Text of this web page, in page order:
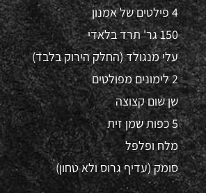
4 פילטים של אמנון
150 גר' תרד בלאדי
עלי מנגולד (החלק הירוק בלבד)
2 לימונים מפולטים
שן שום קצוצה
5 כפות שמן זית
מלח ופלפל
סומק (עדיף גרוס ולא טחון)